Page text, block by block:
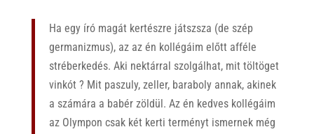
Ha egy író magát kertészre játszsza (de szép
germanizmus), az az én kollégáim előtt afféle
stréberkedés. Aki nektárral szolgálhat, mit töltöget
vinkót ? Mit paszuly, zeller, baraboly annak, akinek
a számára a babér zöldül. Az én kedves kollégáim
az Olympon csak két kerti terményt ismernek még